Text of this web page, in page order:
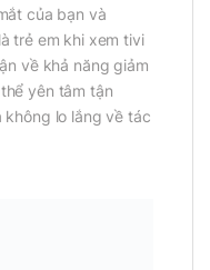
của bạn và
trẻ em khi xem tivi
về khả năng giảm
yên tâm tận
lo lắng về tác